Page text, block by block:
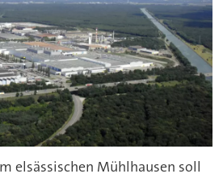
elsässischen Mühlhausen soll